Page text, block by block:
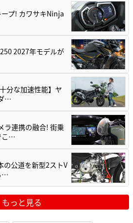
プ! カワサキNinja
2027年モデルが
分な加速性能】ヤ
…
ラ連携の融合! 街乗
こ…
の公道を新型2ストV
…
もっと見る